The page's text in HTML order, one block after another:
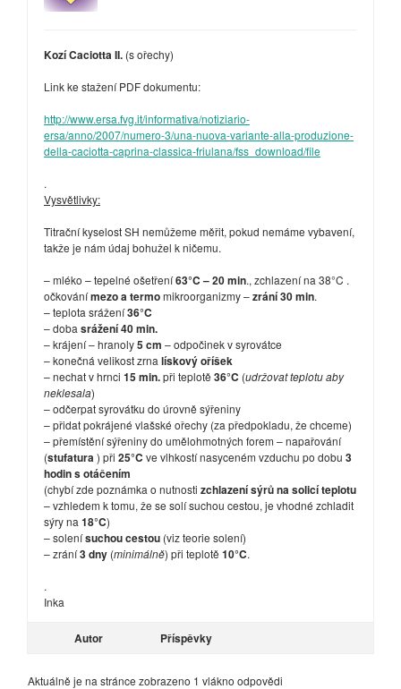
Kozí Caciotta II. (s ořechy)
Link ke stažení PDF dokumentu:
http://www.ersa.fvg.it/informativa/notiziario-
ersa/anno/2007/numero-3/una-nuova-variante-alla-produzione-
della-caciotta-caprina-classica-friulana/fss_download/file
.
Vysvětlivky:
Titrační kyselost SH nemůžeme měřit, pokud nemáme vybavení,
takže je nám údaj bohužel k ničemu.
– mléko – tepelné ošetření63°C – 20 min., zchlazení na 38°C .
očkovánímezo a termomikroorganizmy –zrání 30 min.
– teplota srážení36°C
– doba srážení 40 min.
– krájení – hranoly5 cm – odpočinek v syrovátce
– konečná velikost zrna lískový oříšek
– nechat v hrnci 15 min.při teplotě 36°C (udržovat teplotu aby
neklesala)
– odčerpat syrovátku do úrovně sýřeniny
– přidat pokrájené vlašské ořechy (za předpokladu, že chceme)
– přemístění sýřeniny do umělohmotných forem – napařování
(stufatura) při 25°C ve vlhkostí nasyceném vzduchu po dobu 3
hodin s otáčením
(chybí zde poznámka o nutnosti zchlazení sýrů na solicí teplotu
– vzhledem k tomu, že se solí suchou cestou, je vhodné zchladit
sýry na 18°C)
– solenísuchou cestou (viz teorie solení)
– zrání3 dny (minimálně) při teplotě 10°C.
.
Inka
Autor Příspěvky
Aktuálně je na stránce zobrazeno 1 vlákno odpovědi